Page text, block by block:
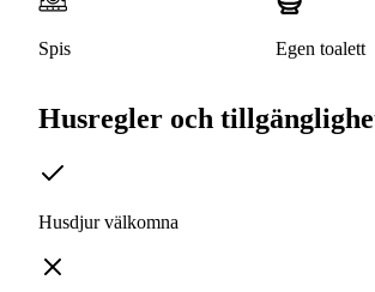
Spis Egen toalett
Husregler och
Husdjur välkomna